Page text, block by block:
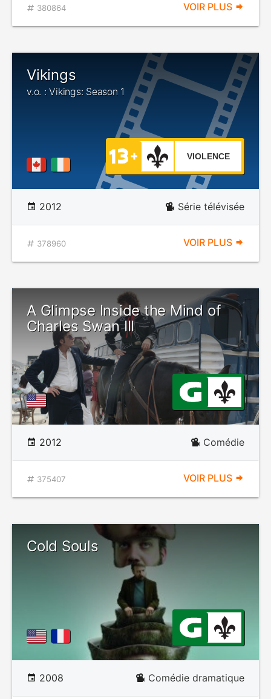
380864 VOIR PLUS
Vikings
v.o. : Vikings: Season 1
VIOLENCE
2012 Série télévisée
378960 VOIR PLUS
A Glimpse Inside the Mind of
Charles Swan III
2012 Comédie
375407 VOIR PLUS
Cold Souls
2008 Comédie dramatique